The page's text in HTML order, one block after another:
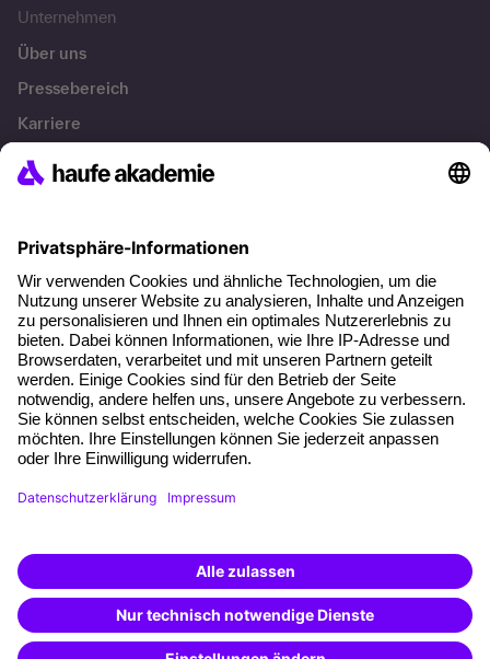
Unternehmen
Über uns
Pressebereich
Karriere
Referenzen
Über unser Angebot
Planungssicherheit
Freie Seminarplätze
Qualitätsstandards
Planung und Locations
Fördermöglichkeiten
Weiterbildungs-App
Besondere Angebote
Potenzialanalyse
Weiterbildung finden -
mit KI-Power!
Beschreibe was du suchst und erhalte
passende Weiterbildungen vomKI-Berater
– schnell und treffsicher.